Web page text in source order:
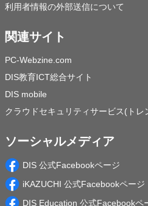
利用者情報の外部送信について
関連サイト
PC-Webzine.com
DIS教育ICT総合サイト
DIS mobile
クラウドセキュリティサービス(トレ
ソーシャルメディア
DIS 公式Facebookページ
iKAZUCHI 公式Facebookページ
DIS Education 公式Facebookペ